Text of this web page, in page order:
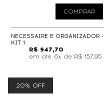
COMPRAR
NECESSAIRE E ORGANIZADOR -
KIT 1
R$ 947,70
6x de R$ 157,95
20% OFF